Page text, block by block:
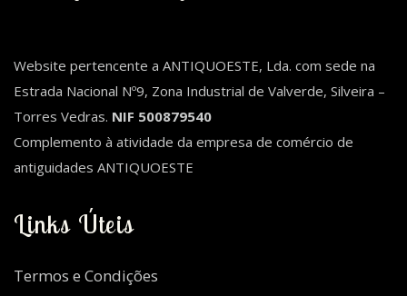
Website pertencente a ANTIQUOESTE, Lda. com sede na
Estrada Nacional Nº9, Zona Industrial de Valverde, Silveira –
Torres Vedras. NIF 500879540
Complemento à atividade da empresa de comércio de
antiguidades ANTIQUOESTE
Links Úteis
Termos e Condições